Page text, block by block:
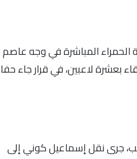
الحمراء المباشرة في وجه
بعشرة لاعبين، في قرار جاء
جرى نقل إسماعيل كوني إلى